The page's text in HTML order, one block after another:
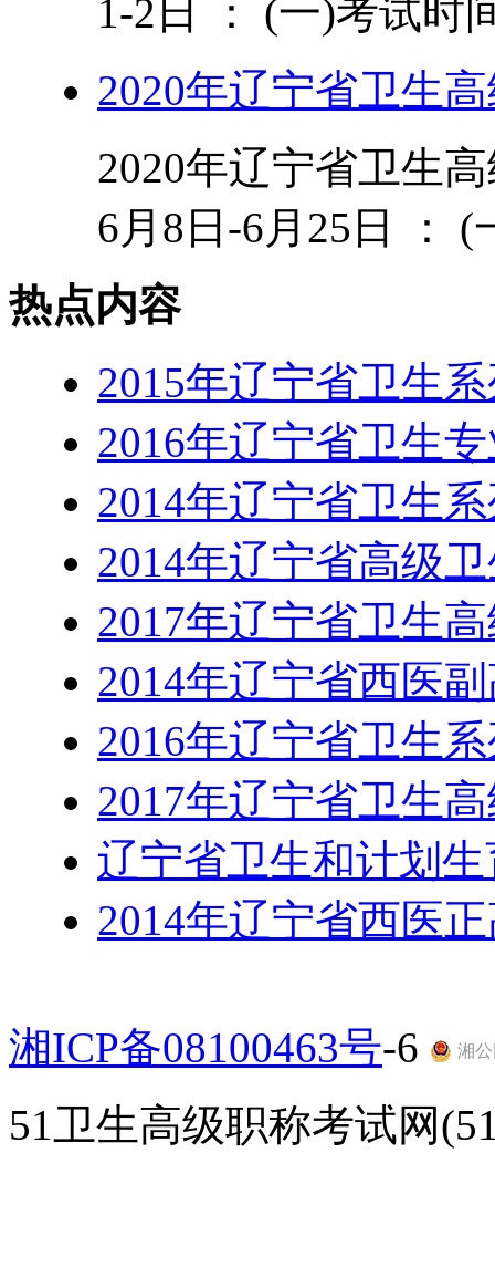
1-2日 ： (一)考试时
2020年辽宁省卫生
2020年辽宁省卫生
6月8日-6月25日 ： (
热点内容
2015年辽宁省卫生
2016年辽宁省卫生
2014年辽宁省卫生
2014年辽宁省高级
2017年辽宁省卫生
2014年辽宁省西医
2016年辽宁省卫生
2017年辽宁省卫生
辽宁省卫生和计划
2014年辽宁省西医
湘ICP备08100463号-6 湘公
51卫生高级职称考试网